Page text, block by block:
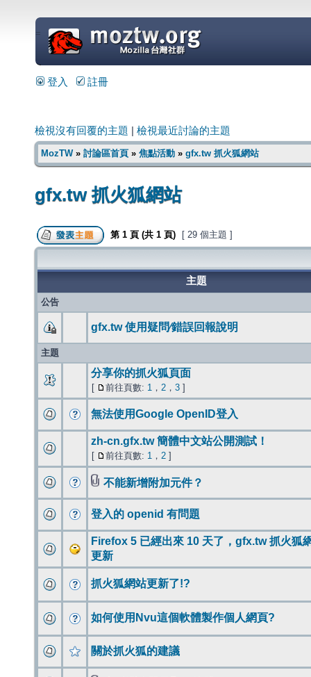
=
登入 註冊
檢視沒有回覆的主題 檢視最近討論的主題
MozTW» 討論區首頁 » 焦點活動 » gfx.tw 抓火狐網站
gfx.tw 抓火狐網站
第 1 頁 (共 1 頁) [ 29 個主題 ]
主題
公告
gfx.tw 使用疑問∕錯誤回報說明
主題
分享你的抓火狐頁面
[ 前往頁數: 1 ， 2 ， 3 ]
無法使用Google OpenID登入
zh-cn.gfx.tw 簡體中文站公開測試！
[ 前往頁數: 1 ， 2 ]
不能新增附加元件？
登入的 openid 有問題
Firefox 5 已經出來 10 天了，gfx.tw 抓火狐
更新
抓火狐網站更新了!?
如何使用Nvu這個軟體製作個人網頁?
關於抓火狐的建議